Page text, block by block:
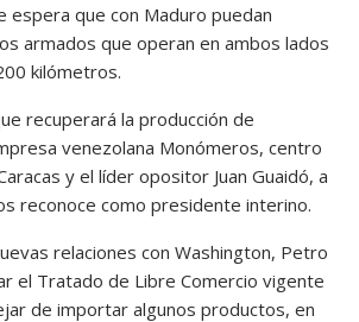
espera que con Maduro puedan
armados que operan en ambos lados
kilómetros.
recuperará la producción de
venezolana Monómeros, centro
y el líder opositor Juan Guaidó, a
reconoce como presidente interino.
relaciones con Washington, Petro
el Tratado de Libre Comercio vigente
de importar algunos productos, en